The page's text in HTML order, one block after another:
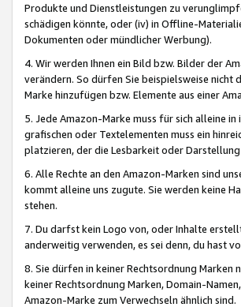
Produkte und Dienstleistungen zu
schädigen könnte, oder (iv) in Offline-
Dokumenten oder mündlicher Werbung).
4. Wir werden Ihnen ein Bild bzw. Bilder der
verändern. So dürfen Sie beispielsweise
Marke hinzufügen bzw. Elemente aus einer
5. Jede Amazon-Marke muss für sich alleine
grafischen oder Textelementen muss ein
platzieren, der die Lesbarkeit oder
6. Alle Rechte an den Amazon-Marken sind
kommt alleine uns zugute. Sie werden keine
stehen.
7. Du darfst kein Logo von, oder Inhalte
anderweitig verwenden, es sei denn, du hast
8. Sie dürfen in keiner Rechtsordnung Marken
keiner Rechtsordnung Marken, Domain-
Amazon-Marke zum Verwechseln ähnlich sind.